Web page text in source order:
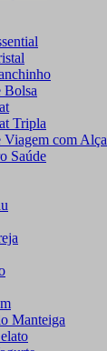
Bolsa
Tripla
Viagem com Alça
Saúde
Manteiga